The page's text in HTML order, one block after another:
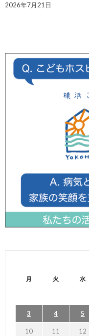
2026年7月21日
月 火 水
3 4 5
10 11 12